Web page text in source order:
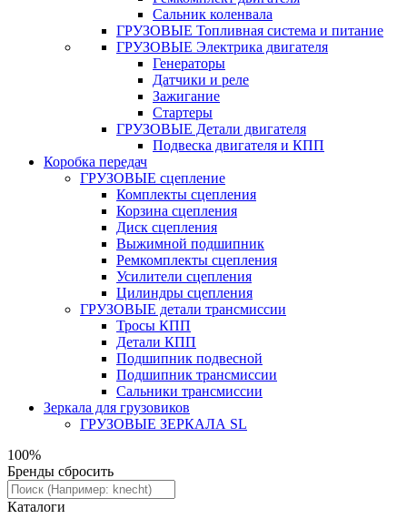
Сальник коленвала
ГРУЗОВЫЕ Топливная система и питание
ГРУЗОВЫЕ Электрика двигателя
Генераторы
Датчики и реле
Зажигание
Стартеры
ГРУЗОВЫЕ Детали двигателя
Подвеска двигателя и КПП
Коробка передач
ГРУЗОВЫЕ сцепление
Комплекты сцепления
Корзина сцепления
Диск сцепления
Выжимной подшипник
Ремкомплекты сцепления
Усилители сцепления
Цилиндры сцепления
ГРУЗОВЫЕ детали трансмиссии
Тросы КПП
Детали КПП
Подшипник подвесной
Подшипник трансмиссии
Сальники трансмиссии
Зеркала для грузовиков
ГРУЗОВЫЕ ЗЕРКАЛА SL
100%
Бренды сбросить
Каталоги